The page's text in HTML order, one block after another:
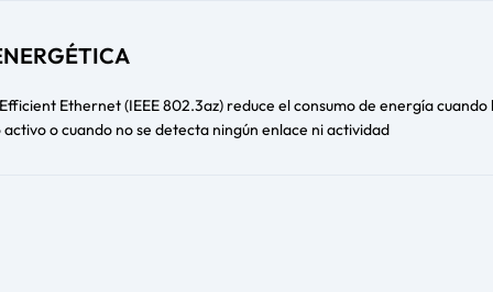
Ethernet (IEEE 802.3az) reduce el consumo de energía cuando
o cuando no se detecta ningún enlace ni actividad